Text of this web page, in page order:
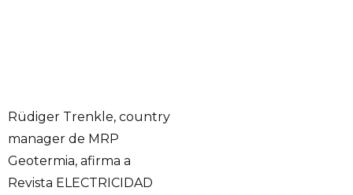
Rüdiger Trenkle, country
manager de MRP
Geotermia, afirma a
Revista ELECTRICIDAD